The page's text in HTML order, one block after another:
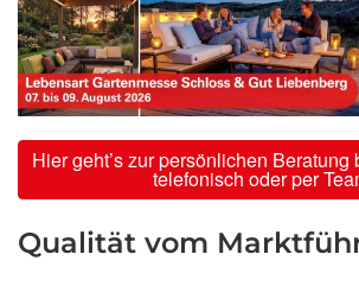
Hier geht’s zur persönlichen Beratung
telefonisch oder per
Qualität vom